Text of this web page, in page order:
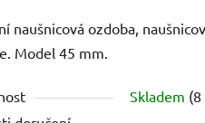
naušnicová ozdoba,
Model 45 mm.
Skladem (8